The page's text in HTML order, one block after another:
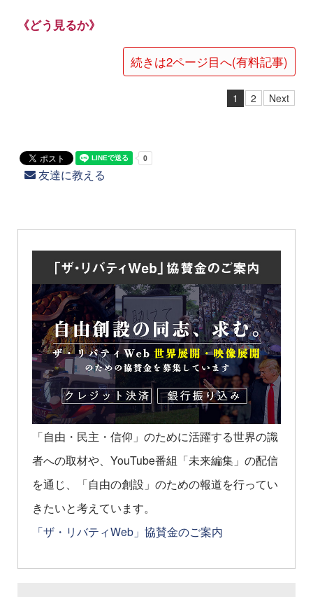
《どう見るか》
続きは2ページ目へ(有料記事)
1 2 Next
友達に教える
「自由・民主・信仰」のために活躍する世界の識
者への取材や、YouTube番組「未来編集」の配信
を通じ、「自由の創設」のための報道を行ってい
きたいと考えています。
「ザ・リバティWeb」協賛金のご案内